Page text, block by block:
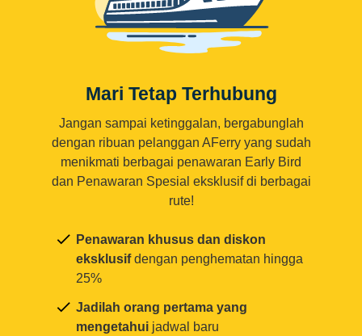
Mari Tetap Terhubung
Jangan sampai ketinggalan, bergabunglah
dengan ribuan pelanggan AFerry yang sudah
menikmati berbagai penawaran Early Bird
dan Penawaran Spesial eksklusif di berbagai
rute!
Penawaran khusus dan diskon
eksklusifdengan penghematan hingga
25%
Jadilah orang pertama yang
mengetahui jadwal baru